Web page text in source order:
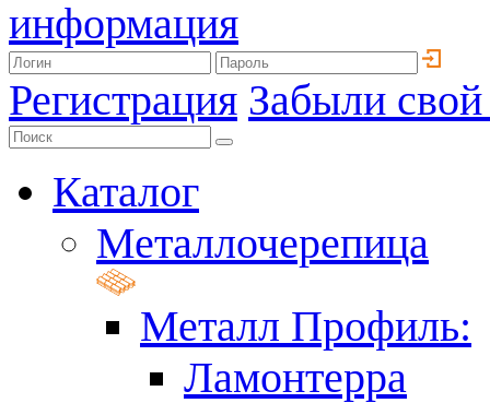
информация
Регистрация Забыли
Каталог
Металлочерепица
Металл Профиль:
Ламонтерра